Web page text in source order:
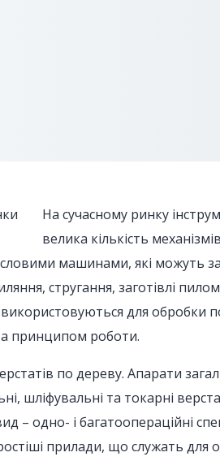
На сучасному ринку
велика кількість
машинами, які можуть
стругання, заготівлі
для обробки
принципом роботи.
по дереву. Апарати
шліфувальні та токарні
– одно- і багатоопераційні
прилади, що служать